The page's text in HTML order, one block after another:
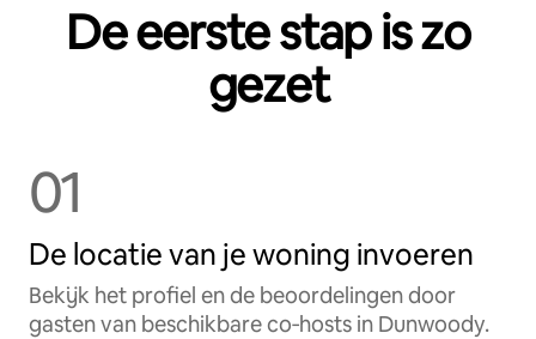
De eerste stap is zo
gezet
01
De locatie van je woning invoeren
Bekijk het profiel en de beoordelingen door
gasten van beschikbare co‑hosts in Dunwoody.